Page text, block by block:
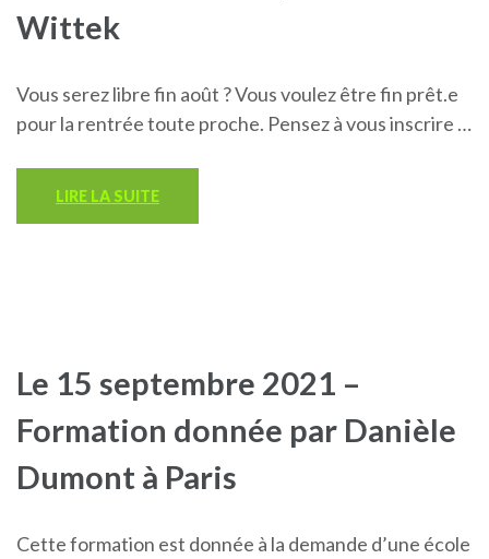
Wittek
Vous serez libre fin août ? Vous voulez être fin prêt.e
pour la rentrée toute proche. Pensez à vous inscrire …
LIRE LA SUITE
Le 15 septembre 2021 –
Formation donnée par Danièle
Dumont à Paris
Cette formation est donnée à la demande d’une école